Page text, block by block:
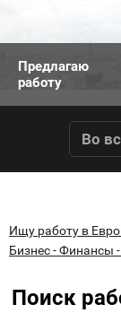
Предлагаю
работу
Во
Ищу работу в
Бизнес - Финансы
Поиск